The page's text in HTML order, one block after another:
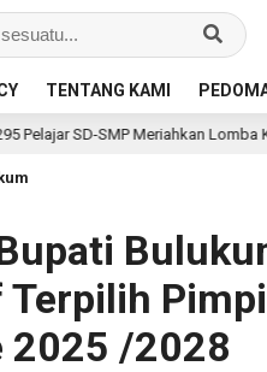
TENTANG KAMI
Lomba Kebudayaan
Terpilih
2025 /2028